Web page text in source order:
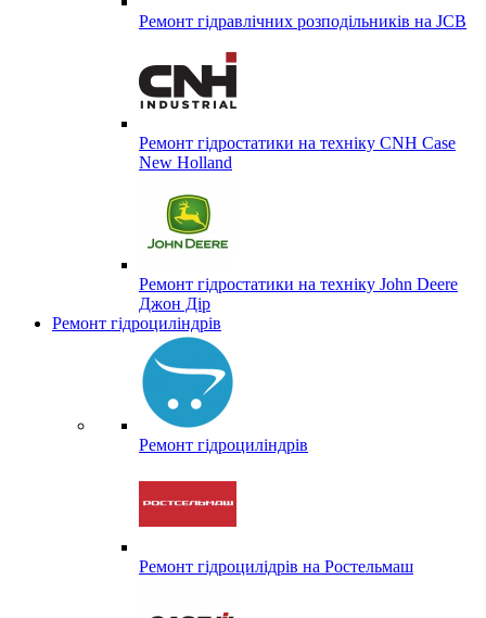
Ремонт гідравлічних розподільників на JCB
Ремонт гідростатики на техніку CNH Case
New Holland
Ремонт гідростатики на техніку John Deere
Джон Дір
Ремонт гідроциліндрів
Ремонт гідроциліндрів
Ремонт гідроцилідрів на Ростельмаш